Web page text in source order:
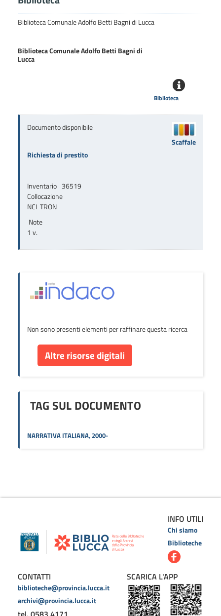
Biblioteca Comunale Adolfo Betti Bagni di Lucca
Biblioteca Comunale Adolfo Betti Bagni di
Lucca
Biblioteca
Documento disponibile
Richiesta di prestito
Inventario 36519
Collocazione
NCI  TRON
Note
1 v.
Scaffale
Non sono presenti elementi per raffinare questa ricerca
Altre risorse digitali
TAG SUL DOCUMENTO
NARRATIVA ITALIANA, 2000-
INFO UTILI
Chi siamo
Biblioteche
CONTATTI
biblioteche@provincia.lucca.it
archivi@provincia.lucca.it
SCARICA L'APP